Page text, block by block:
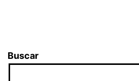
Buscar